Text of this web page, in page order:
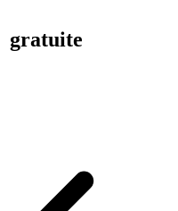
gratuite